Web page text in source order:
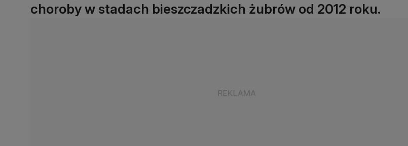
choroby w stadach bieszczadzkich żubrów od 2012 roku.